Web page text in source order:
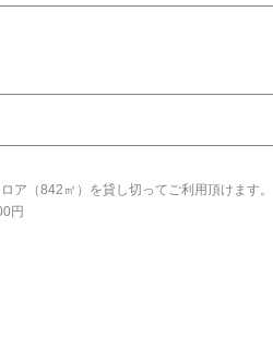
ア（842㎡）を貸し切ってご利用頂けます。
円